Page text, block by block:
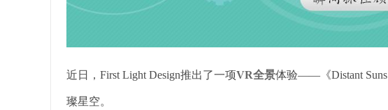
近日，First Light Design推出了一项VR全景体验——《Distant Suns
璨星空。